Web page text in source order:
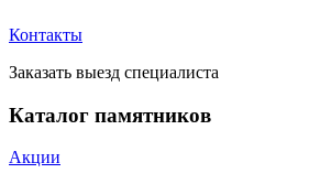
Контакты
Заказать выезд специалиста
Каталог памятников
Акции